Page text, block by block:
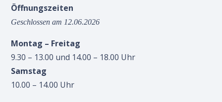
Öffnungszeiten
Geschlossen am 12.06.2026
Montag – Freitag
9.30 – 13.00 und 14.00 – 18.00 Uhr
Samstag
10.00 – 14.00 Uhr